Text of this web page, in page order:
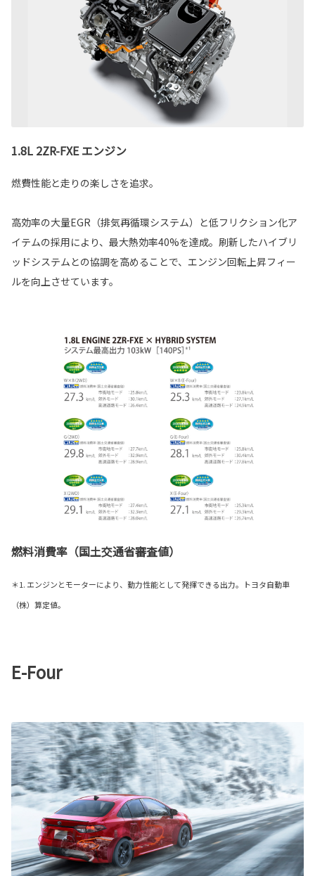
1.8L 2ZR-FXE エンジン
燃費性能と走りの楽しさを追求。
高効率の大量EGR（排気再循環システム）と低フリクション化ア
イテムの採用により、最大熱効率40%を達成。刷新したハイブリ
ッドシステムとの協調を高めることで、エンジン回転上昇フィー
ルを向上させています。
燃料消費率（国土交通省審査値）
＊1. エンジンとモーターにより、動力性能として発揮できる出力。トヨタ自動車
（株）算定値。
E-Four